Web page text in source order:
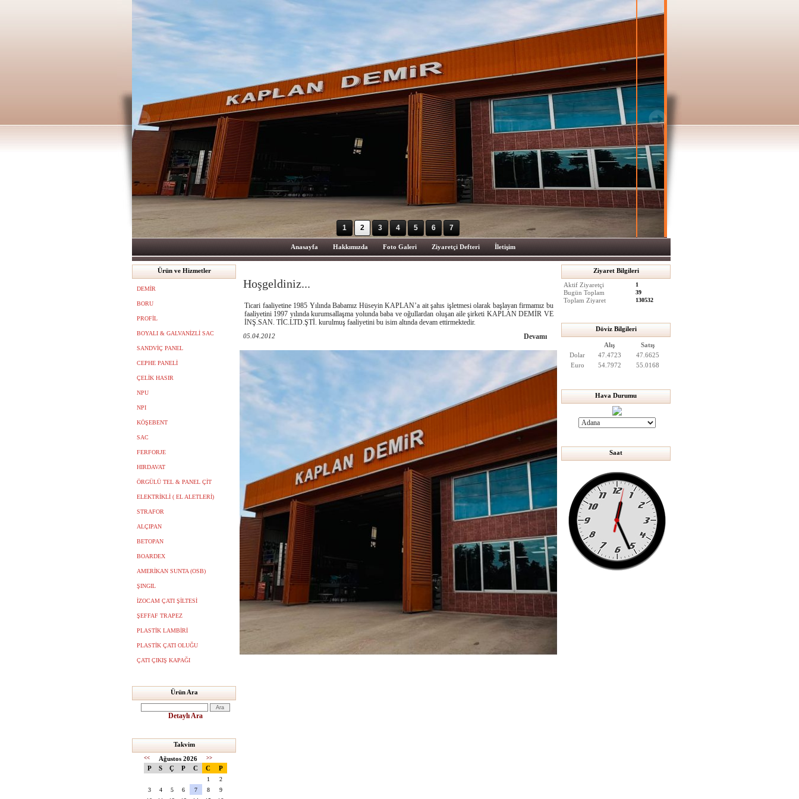
1 2 3 4 5 6 7
Anasayfa Hakkımızda Foto Galeri Ziyaretçi Defteri İletişim
Ürün ve Hizmetler
DEMİR
BORU
PROFİL
BOYALI & GALVANİZLİ SAC
SANDVİÇ PANEL
CEPHE PANELİ
ÇELİK HASIR
NPU
NPI
KÖŞEBENT
SAC
FERFORJE
HIRDAVAT
ÖRGÜLÜ TEL & PANEL ÇİT
ELEKTRİKLİ ( EL ALETLERİ)
STRAFOR
ALÇIPAN
BETOPAN
BOARDEX
AMERİKAN SUNTA (OSB)
ŞINGIL
İZOCAM ÇATI ŞİLTESİ
ŞEFFAF TRAPEZ
PLASTİK LAMBİRİ
PLASTİK ÇATI OLUĞU
ÇATI ÇIKIŞ KAPAĞI
Ürün Ara
Detaylı Ara
Takvim
<< Ağustos 2026 >>
P S Ç P C C P
1
2
3
4 5 6 7 8
9
Hoşgeldiniz...
Ticari faaliyetine 1985 Yılında Babamız Hüseyin KAPLAN’a ait şahıs işletmesi olarak başlayan firmamız bu
faaliyetini 1997 yılında kurumsallaşma yolunda baba ve oğullardan oluşan aile şirketi KAPLAN DEMİR VE
İNŞ.SAN. TİC.LTD.ŞTİ. kurulmuş faaliyetini bu isim altında devam ettirmektedir.
05.04.2012 Devamı
Ziyaret Bilgileri
Aktif Ziyaretçi
1
Bugün Toplam 39
Toplam Ziyaret 130532
Döviz Bilgileri
Alış
Satış
Dolar
47.4723
47.6625
Euro
54.7972 55.0168
Hava Durumu
Saat